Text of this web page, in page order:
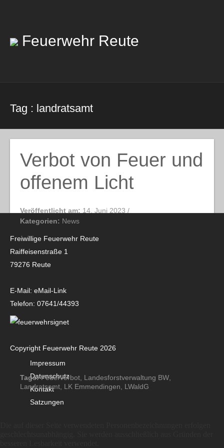
Feuerwehr Reute
Tag : landratsamt
Verbot von Feuer und
offenem Licht
Veröffentlicht am: 14. Juni 2023 /
Kategorien: News
Wir bitten um Beachtung!
Tags: Feuerverbot Landesforstverwaltung BW
Landratsamt LK Emmendingen LWaldG
Freiwillige Feuerwehr Reute
Raiffeisenstraße 1
79276 Reute
E-Mail: eMail-Link
Telefon: 07641/44393
Copyright Feuerwehr Reute 2026
Impressum
Datenschutz
Kontakt
Satzungen